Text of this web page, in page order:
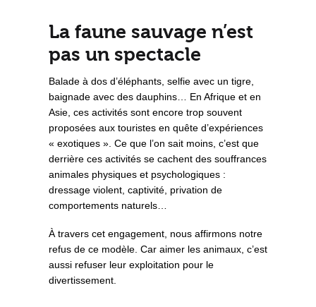
La faune sauvage n’est
pas un spectacle
Balade à dos d’éléphants, selfie avec un tigre,
baignade avec des dauphins… En Afrique et en
Asie, ces activités sont encore trop souvent
proposées aux touristes en quête d’expériences
« exotiques ». Ce que l’on sait moins, c’est que
derrière ces activités se cachent des souffrances
animales physiques et psychologiques :
dressage violent, captivité, privation de
comportements naturels…
À travers cet engagement, nous affirmons notre
refus de ce modèle. Car aimer les animaux, c’est
aussi refuser leur exploitation pour le
divertissement.